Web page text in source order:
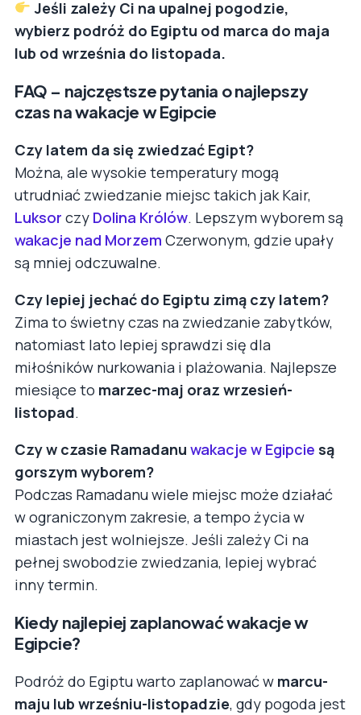
Jeśli zależy Ci na upalnej pogodzie,
wybierz podróż do Egiptu od marca do maja
lub od września do listopada.
FAQ – najczęstsze pytania o najlepszy
czas na wakacje w Egipcie
Czy latem da się zwiedzać Egipt?
Można, ale wysokie temperatury mogą
utrudniać zwiedzanie miejsc takich jak Kair,
Luksor czy Dolina Królów. Lepszym wyborem są
wakacje nad Morzem Czerwonym, gdzie upały
są mniej odczuwalne.
Czy lepiej jechać do Egiptu zimą czy latem?
Zima to świetny czas na zwiedzanie zabytków,
natomiast lato lepiej sprawdzi się dla
miłośników nurkowania i plażowania. Najlepsze
miesiące to marzec-maj oraz wrzesień-
listopad.
Czy w czasie Ramadanu wakacje w Egipcie są
gorszym wyborem?
Podczas Ramadanu wiele miejsc może działać
w ograniczonym zakresie, a tempo życia w
miastach jest wolniejsze. Jeśli zależy Ci na
pełnej swobodzie zwiedzania, lepiej wybrać
inny termin.
Kiedy najlepiej zaplanować wakacje w
Egipcie?
Podróż do Egiptu warto zaplanować w marcu-
maju lub wrześniu-listopadzie, gdy pogoda jest